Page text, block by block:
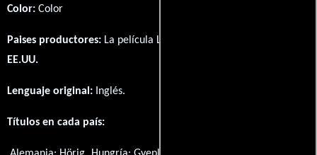
Color: Color
Paises productores: La película Losing Control fué producida en
EE.UU.
Lenguaje original: Inglés.
Títulos en cada país: